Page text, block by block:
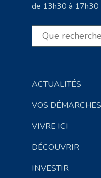
de 13h30 à 17h30
Rechercher
ACTUALITÉS
VOS DÉMARCHES
VIVRE ICI
DÉCOUVRIR
INVESTIR